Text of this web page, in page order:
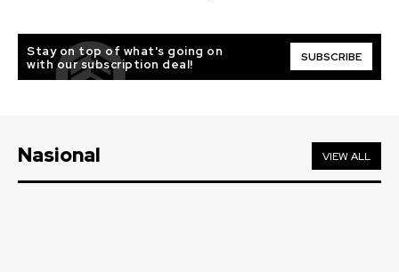
Stay on top of what's going on
with our subscription deal!
SUBSCRIBE
Nasional VIEW ALL